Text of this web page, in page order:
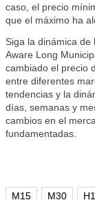
caso, el precio
que el máximo ha
Siga la dinámica de
Aware Long
cambiado el precio
entre diferentes
tendencias y la
días, semanas y
cambios en el
fundamentadas.
M15 M30 H1